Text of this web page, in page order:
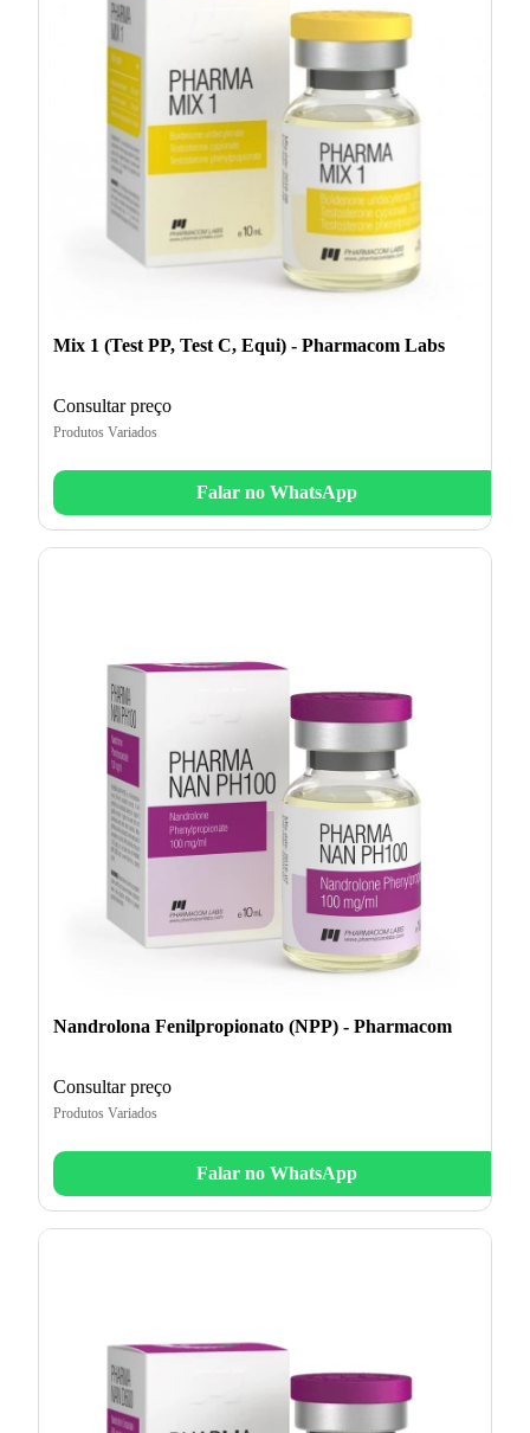
Mix 1 (Test PP, Test C, Equi) - Pharmacom Labs
Consultar preço
Produtos Variados
Falar no WhatsApp
Nandrolona Fenilpropionato (NPP) - Pharmacom
Consultar preço
Produtos Variados
Falar no WhatsApp